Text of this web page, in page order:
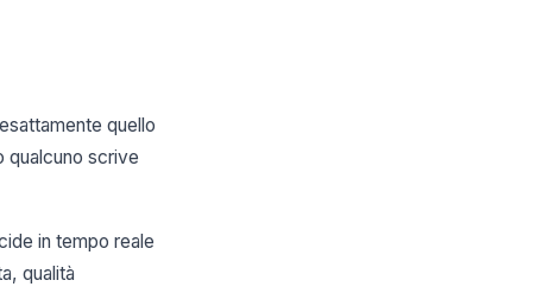
quello
qualcuno scrive
in tempo reale
qualità